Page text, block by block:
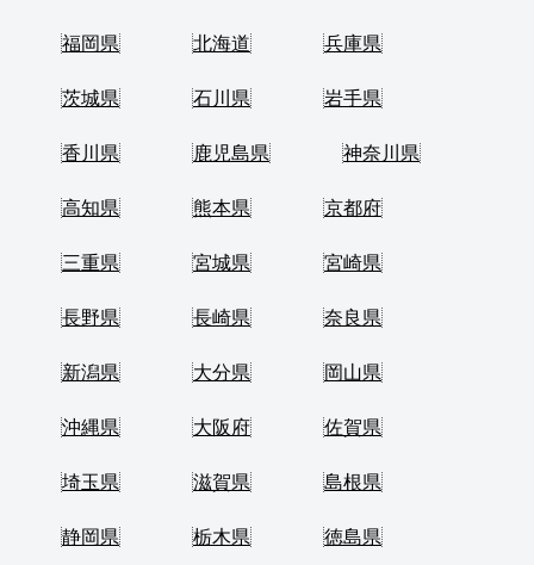
福岡県 北海道 兵庫県
茨城県 石川県 岩手県
香川県 鹿児島県 神奈川県
高知県 熊本県 京都府
三重県 宮城県 宮崎県
長野県 長崎県 奈良県
新潟県 大分県 岡山県
沖縄県 大阪府 佐賀県
埼玉県 滋賀県 島根県
静岡県 栃木県 徳島県